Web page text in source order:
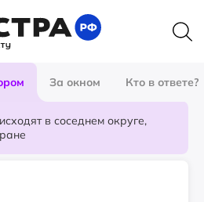
За окном Кто в ответе?
в соседнем округе,